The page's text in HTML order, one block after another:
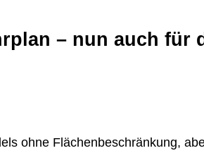
– nun auch für
ohne Flächenbeschränkung,